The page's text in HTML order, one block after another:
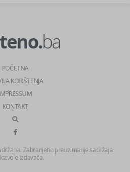
ba
POČETNA
KORIŠTENJA
KONTAKT
Zabranjeno preuzimanje sadržaja
izdavača.